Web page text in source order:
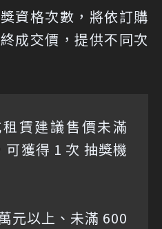
資格次數，將依訂購
成交價，提供不同次
賃建議售價未滿
獲得 1 次 抽獎機
元以上、未滿 600